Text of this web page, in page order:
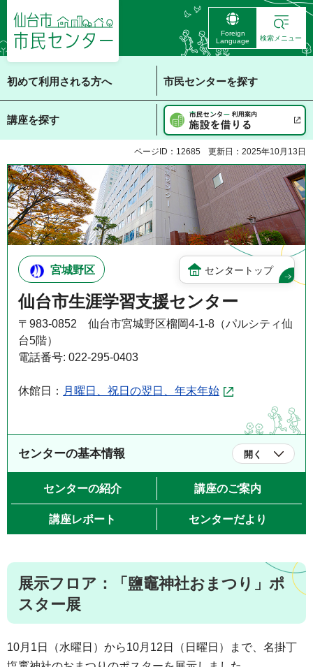
仙台市 市民センタ
ー
Foreign
Language
検索メニュー
初めて利用される方へ 市民センターを探す
講座を探す
ページID：12685 更新日：2025年10月13日
宮城野区 センタートップ
仙台市生涯学習支援センター
〒983-0852 仙台市宮城野区榴岡4-1-8（パルシティ仙
台5階）
電話番号: 022-295-0403
休館日： 月曜日、祝日の翌日、年末年始
センターの基本情報 開く
センターの紹介 講座のご案内
講座レポート センターだより
展示フロア：「鹽竈神社おまつり」ポ
スター展
10月1日（水曜日）から10月12日（日曜日）まで、名掛丁